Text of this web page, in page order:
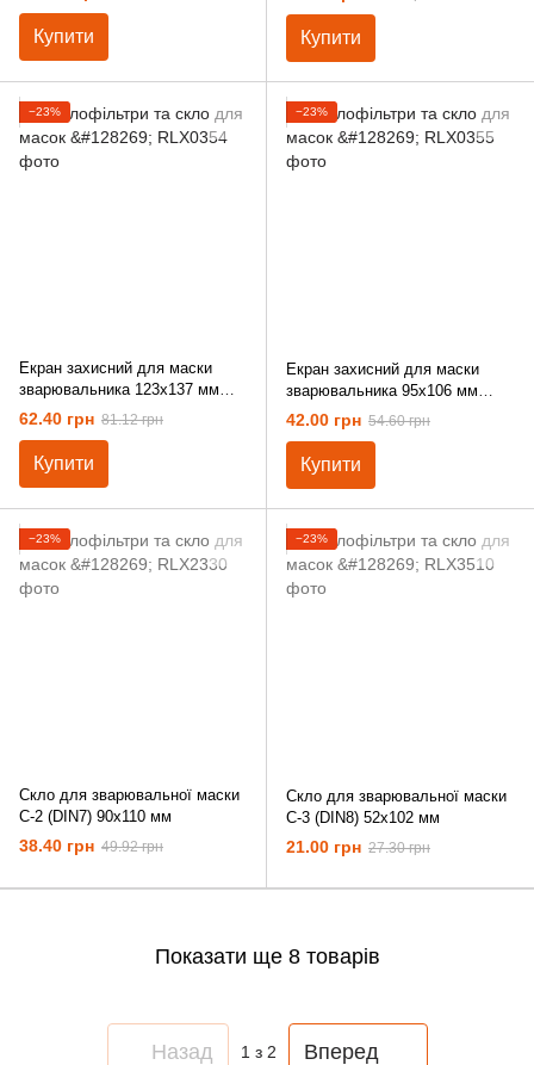
Купити Купити
−23%
Екран захисний для маски
зварювальника 123х137 мм
полікарбонат
62.40 грн 81.12 грн
Купити
−23%
Екран захисний для маски
зварювальника 95х106 мм
полікарбонат
42.00 грн 54.60 грн
Купити
−23%
Скло для зварювальної маски
С-2 (DIN7) 90х110 мм
38.40 грн 49.92 грн
−23%
Скло для зварювальної маски
С-3 (DIN8) 52х102 мм
21.00 грн 27.30 грн
Показати ще 8 товарів
Назад 1з 2 Вперед